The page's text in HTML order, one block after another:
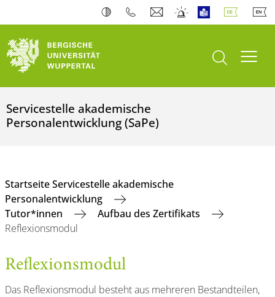
Suche öffnen
Servicestelle akademische
Personalentwicklung (SaPe)
Startseite Servicestelle akademische
Personalentwicklung
Tutor*innen
Aufbau des Zertifikats
Reflexionsmodul
Reflexionsmodul
Das Reflexionsmodul besteht aus mehreren Bestandteilen,